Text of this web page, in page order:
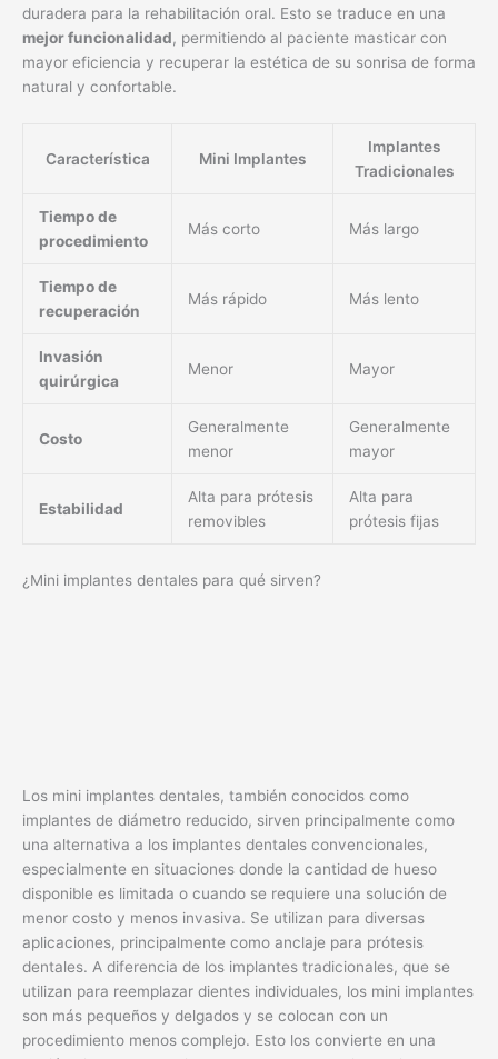
duradera para la rehabilitación oral. Esto se traduce en una
mejor funcionalidad, permitiendo al paciente masticar con
mayor eficiencia y recuperar la estética de su sonrisa de forma
natural y confortable.
Característica Mini Implantes
Implantes
Tradicionales
Tiempo de
procedimiento
Más corto Más largo
Tiempo de
recuperación
Más rápido Más lento
Invasión
quirúrgica
Menor Mayor
Costo
Generalmente
menor
Generalmente
mayor
Estabilidad
Alta para prótesis
removibles
Alta para
prótesis fijas
¿Mini implantes dentales para qué sirven?
Los mini implantes dentales, también conocidos como
implantes de diámetro reducido, sirven principalmente como
una alternativa a los implantes dentales convencionales,
especialmente en situaciones donde la cantidad de hueso
disponible es limitada o cuando se requiere una solución de
menor costo y menos invasiva. Se utilizan para diversas
aplicaciones, principalmente como anclaje para prótesis
dentales. A diferencia de los implantes tradicionales, que se
utilizan para reemplazar dientes individuales, los mini implantes
son más pequeños y delgados y se colocan con un
procedimiento menos complejo. Esto los convierte en una